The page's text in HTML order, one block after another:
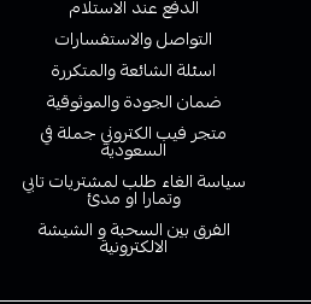
الدفع عند الاستلام
التواصل والاستفسارات
اسئلة الشائعة والمتكررة
ضمان الجودة والموثوقية
متجر فيب الكتروني جملة في
السعودية
سياسة الغاء طلب لمشتريات تابي
وتمارا او مدئ
الفرق بين السحبة و الشيشة
الالكترونية